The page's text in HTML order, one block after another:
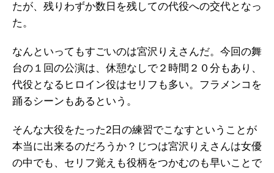
たが、残りわずか数日を残しての代役への交代となっ
た。
なんといってもすごいのは宮沢りえさんだ。今回の舞
台の１回の公演は、休憩なしで２時間２０分もあり、
代役となるヒロイン役はセリフも多い。フラメンコを
踊るシーンもあるという。
そんな大役をたった2日の練習でこなすということが
本当に出来るのだろうか？じつは宮沢りえさんは女優
の中でも、セリフ覚えも役柄をつかむのも早いことで